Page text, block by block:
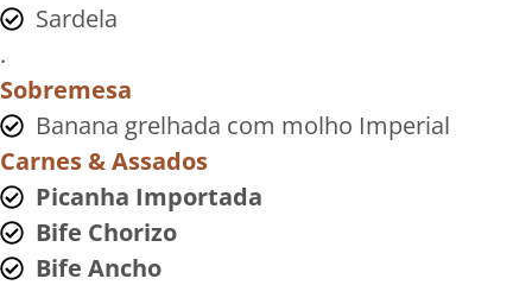
Sardela
.
Sobremesa
Banana grelhada com molho Imperial
Carnes & Assados
Picanha Importada
Bife Chorizo
Bife Ancho